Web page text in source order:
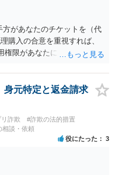
があなたのチケットを（代
購入の合意を重視すれば、
権限があなたにあり、チケッ
と一緒に行く」という合意
ません。こちらを重視すれ
行く」という結果の実現に
トを引き渡すべきといえる
のが当事者の合理的意思に
ことになると思います。 例
理が働くことも無理からぬ
のアリーナ席であれば隣り
身元特定と返金請求
詐欺
#詐欺の法的措置
相談・依頼
役にたった 3